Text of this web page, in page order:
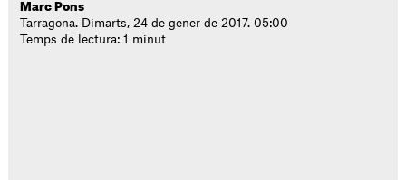
Marc Pons
Tarragona. Dimarts, 24 de gener de 2017. 05:00
Temps de lectura: 1 minut